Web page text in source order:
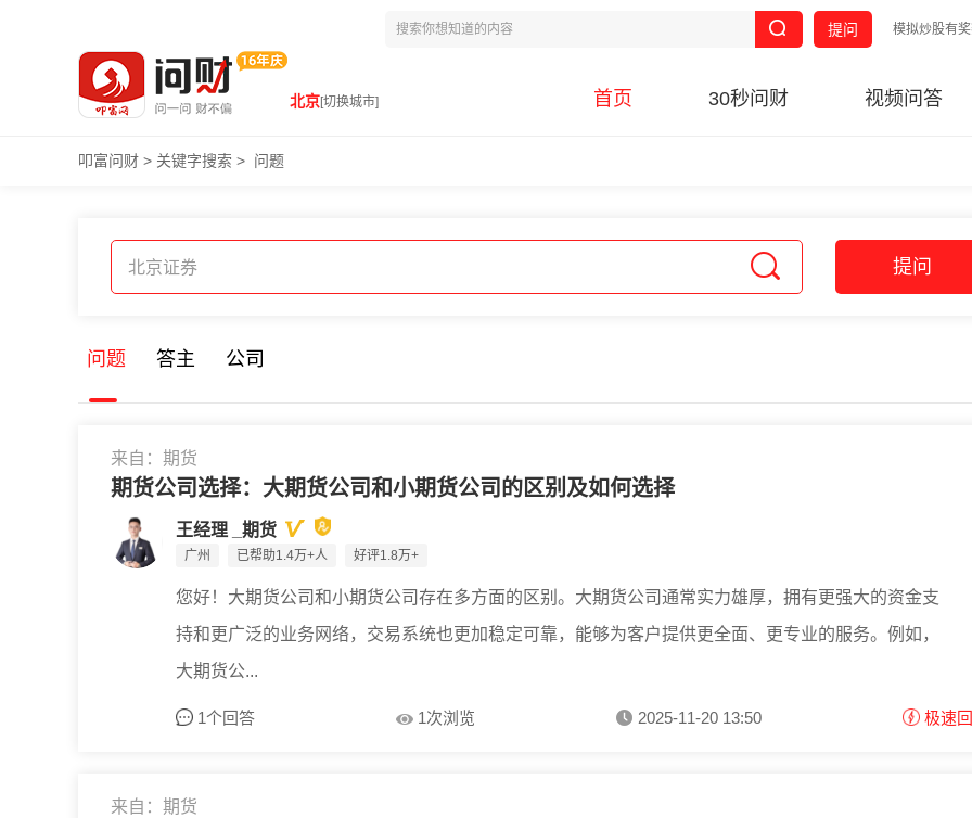
模拟炒股有
提问
北京[切换城市] 首页 30秒问财 视频问答
叩富问财 > 关键字搜索 > 问题
提问
问题 答主 公司
来自：期货
期货公司选择：大期货公司和小期货公司的区别及如何选择
王经理 _期货
广州 已帮助1.4万+人 好评1.8万+
您好！大期货公司和小期货公司存在多方面的区别。大期货公司通常实力雄厚，拥有更强大的资金支
持和更广泛的业务网络，交易系统也更加稳定可靠，能够为客户提供更全面、更专业的服务。例如，
大期货公...
1个回答 1次浏览 2025-11-20 13:50 极速
来自：期货